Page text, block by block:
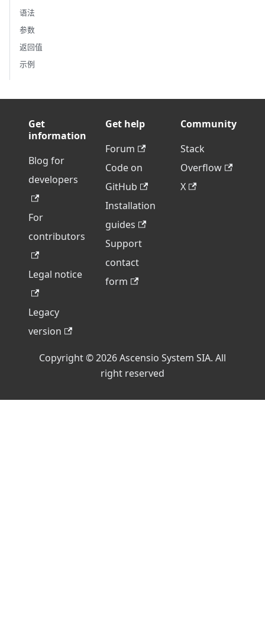
语法
参数
返回值
示例
Get
information
Blog for
developers
For
contributors
Legal notice
Legacy
version
Get help
Forum
Code on
GitHub
Installation
guides
Support
contact
form
Community
Stack
Overflow
X
Copyright © 2026 Ascensio System SIA. All
right reserved